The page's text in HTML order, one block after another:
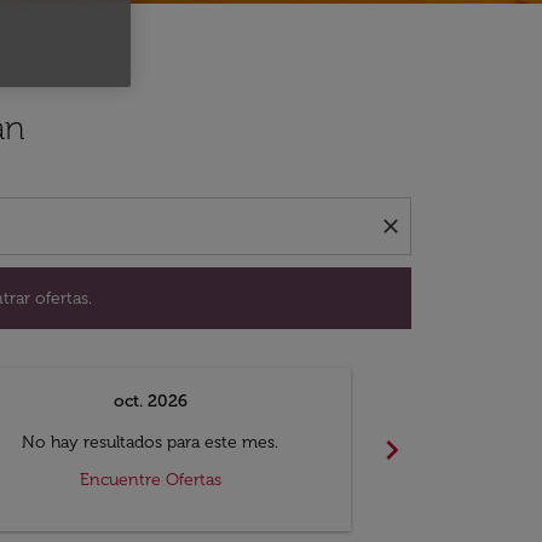
close
ofertas.
para encontrar ofertas.
oct. 2026
No hay resultados para este mes.
Encuentre Ofertas
chevron_right